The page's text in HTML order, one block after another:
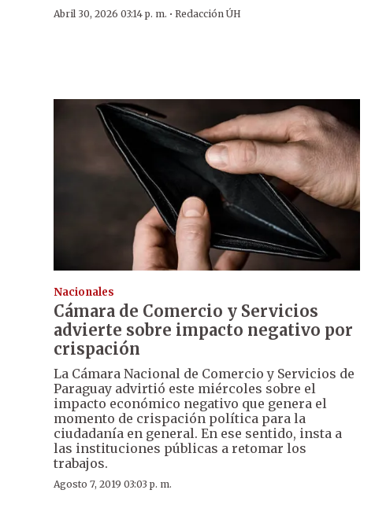
Abril 30, 2026 03:14 p. m. · Redacción ÚH
Nacionales
Cámara de Comercio y Servicios
advierte sobre impacto negativo por
crispación
La Cámara Nacional de Comercio y Servicios de
Paraguay advirtió este miércoles sobre el
impacto económico negativo que genera el
momento de crispación política para la
ciudadanía en general. En ese sentido, insta a
las instituciones públicas a retomar los
trabajos.
Agosto 7, 2019 03:03 p. m.